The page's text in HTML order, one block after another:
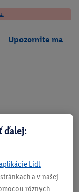
Upozornite ma
ďalej:
Lidl
a v našej
rôznych